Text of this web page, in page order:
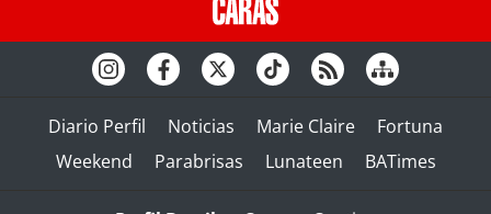
Diario Perfil Noticias Marie Claire
Fortuna
Weekend
Parabrisas Lunateen BATimes